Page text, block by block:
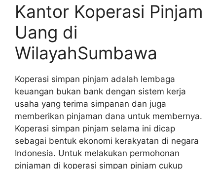
Kantor Koperasi Pinjam
Uang di
WilayahSumbawa
Koperasi simpan pinjam adalah lembaga
keuangan bukan bank dengan sistem kerja
usaha yang terima simpanan dan juga
memberikan pinjaman dana untuk membernya.
Koperasi simpan pinjam selama ini dicap
sebagai bentuk ekonomi kerakyatan di negara
Indonesia. Untuk melakukan permohonan
pinjaman di koperasi simpan pinjam cukup